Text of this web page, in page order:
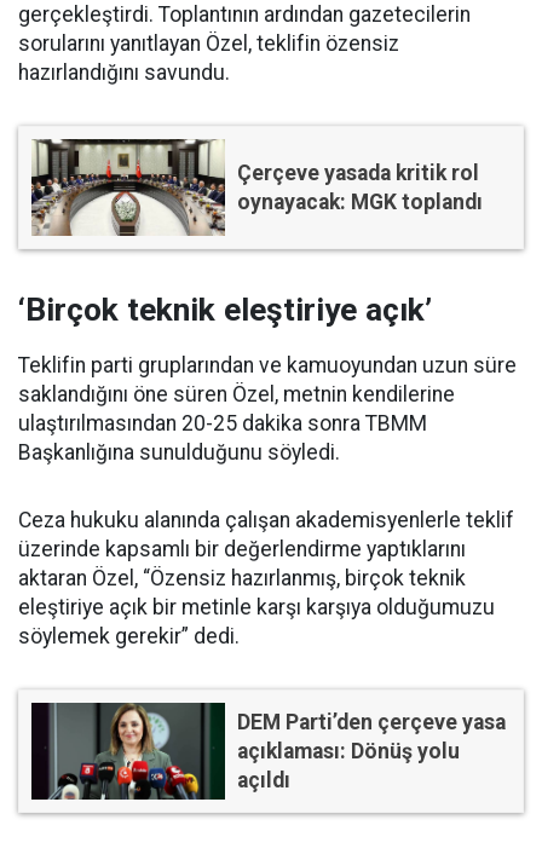
gerçekleştirdi. Toplantının ardından gazetecilerin
sorularını yanıtlayan Özel, teklifin özensiz
hazırlandığını savundu.
Çerçeve yasada kritik rol
oynayacak: MGK toplandı
‘Birçok teknik eleştiriye açık’
Teklifin parti gruplarından ve kamuoyundan uzun süre
saklandığını öne süren Özel, metnin kendilerine
ulaştırılmasından 20-25 dakika sonra TBMM
Başkanlığına sunulduğunu söyledi.
Ceza hukuku alanında çalışan akademisyenlerle teklif
üzerinde kapsamlı bir değerlendirme yaptıklarını
aktaran Özel, “Özensiz hazırlanmış, birçok teknik
eleştiriye açık bir metinle karşı karşıya olduğumuzu
söylemek gerekir” dedi.
DEM Parti’den çerçeve yasa
açıklaması: Dönüş yolu
açıldı